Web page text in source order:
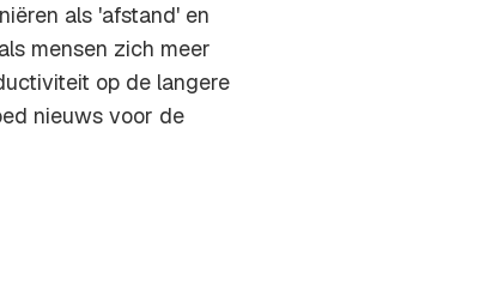
als 'afstand' en
mensen zich meer
op de langere
nieuws voor de